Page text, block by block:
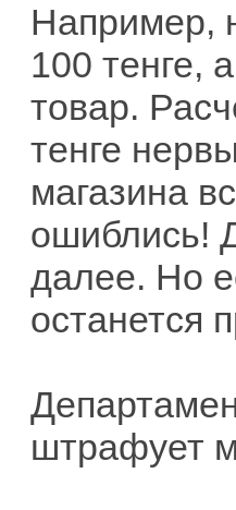
Например,
100 тенге,
товар.
тенге
магазина
ошиблись!
далее. Но
останется
штрафует